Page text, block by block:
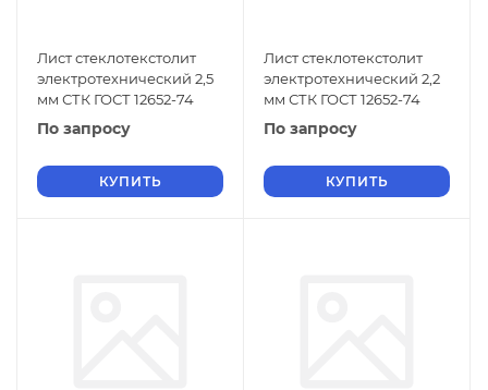
Лист стеклотекстолит
электротехнический 2,5
мм СТК ГОСТ 12652-74
По запросу
КУПИТЬ
Лист стеклотекстолит
электротехнический 2,2
мм СТК ГОСТ 12652-74
По запросу
КУПИТЬ